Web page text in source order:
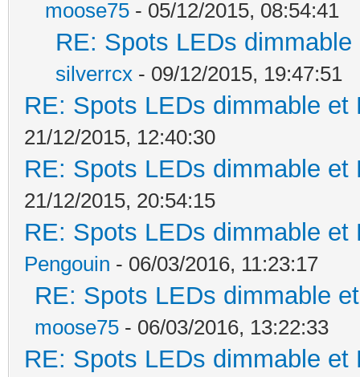
moose75 - 05/12/2015, 08:54:41
RE: Spots LEDs
silverrcx - 09/12/2015, 19:47:51
RE: Spots LEDs dimmable
21/12/2015, 12:40:30
RE: Spots LEDs dimmable
21/12/2015, 20:54:15
RE: Spots LEDs dimmable
Pengouin - 06/03/2016, 11:23:17
RE: Spots LEDs dimmable
moose75 - 06/03/2016, 13:22:33
RE: Spots LEDs dimmable